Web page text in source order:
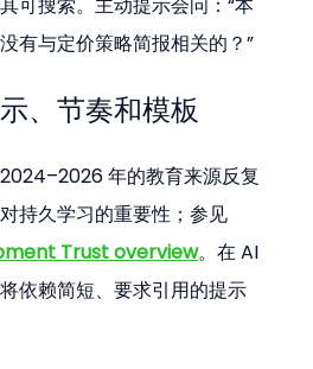
有与定价策略简报相关的？”
、节奏和模板
年的教育来源反复
持久学习的重要性；参见
Trust overview。在 AI
依赖简短、要求引用的提示